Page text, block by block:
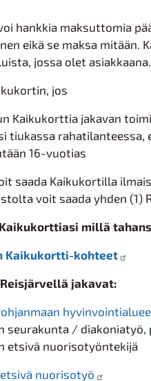
hankkia maksuttomia
eikä se maksa mitään.
jossa olet
jos
Kaikukorttia jakavan
tiukassa rahatilanteessa,
16-vuotias
saada Kaikukortilla
voit saada yhden
millä
Kaikukortti-kohteet
jakavat:
seurakunta / diakoniatyö,
etsivä nuorisotyöntekijä
nuorisotyö